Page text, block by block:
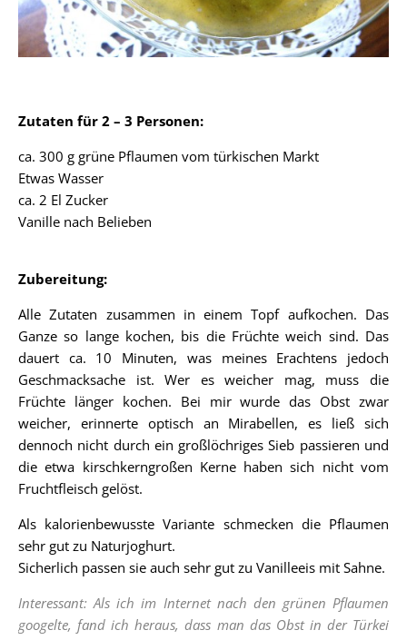
Zutaten für 2 – 3 Personen:
ca. 300 g grüne Pflaumen vom türkischen Markt
Etwas Wasser
ca. 2 El Zucker
Vanille nach Belieben
Zubereitung:
Alle Zutaten zusammen in einem Topf aufkochen. Das
Ganze so lange kochen, bis die Früchte weich sind. Das
dauert ca. 10 Minuten, was meines Erachtens jedoch
Geschmacksache ist. Wer es weicher mag, muss die
Früchte länger kochen. Bei mir wurde das Obst zwar
weicher, erinnerte optisch an Mirabellen, es ließ sich
dennoch nicht durch ein großlöchriges Sieb passieren und
die etwa kirschkerngroßen Kerne haben sich nicht vom
Fruchtfleisch gelöst.
Als kalorienbewusste Variante schmecken die Pflaumen
sehr gut zu Naturjoghurt.
Sicherlich passen sie auch sehr gut zu Vanilleeis mit Sahne.
Interessant: Als ich im Internet nach den grünen Pflaumen
googelte, fand ich heraus, dass man das Obst in der Türkei